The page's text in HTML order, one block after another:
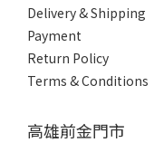
Delivery & Shipping
Payment
Return Policy
Terms & Conditions
高雄前金門市